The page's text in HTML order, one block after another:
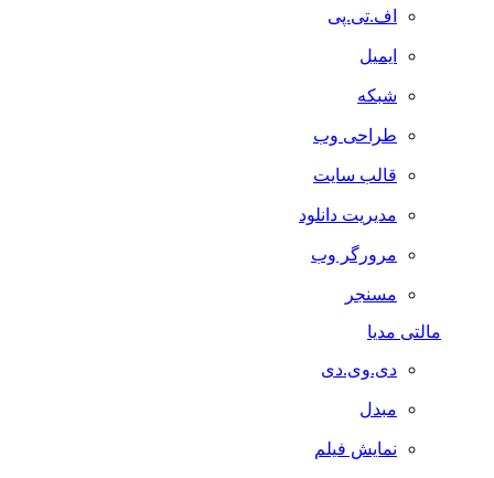
اف.تی.پی
ایمیل
شبکه
طراحی وب
قالب سایت
مدیریت دانلود
مرورگر وب
مسنجر
مالتی مدیا
دی.وی.دی
مبدل
نمایش فیلم